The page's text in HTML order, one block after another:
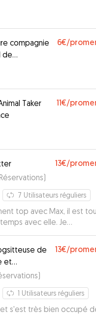
compagnie
de
6€/
Taker
11€/
13€/
)
7 Utilisateurs réguliers
top avec Max, il est
avec elle. Je
”
de
et
13€/
)
1 Utilisateurs réguliers
s'est très bien occupé